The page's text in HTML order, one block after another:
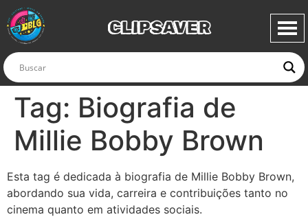
CLIPSAVER
Tag: Biografia de
Millie Bobby Brown
Esta tag é dedicada à biografia de Millie Bobby Brown,
abordando sua vida, carreira e contribuições tanto no
cinema quanto em atividades sociais.